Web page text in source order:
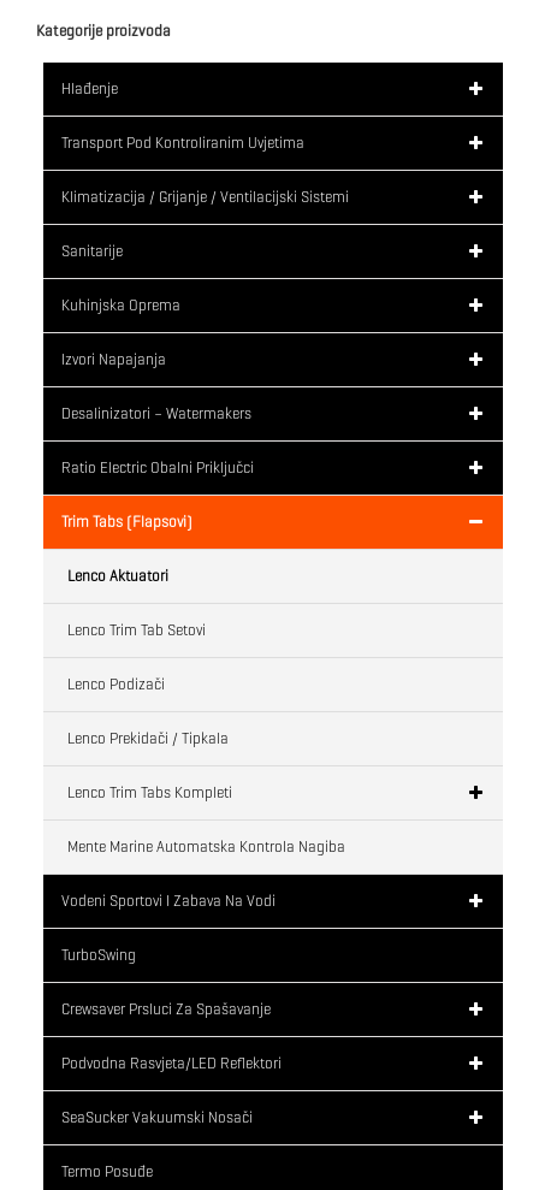
Kategorije proizvoda
Hlađenje
Transport Pod Kontroliranim Uvjetima
Klimatizacija / Grijanje / Ventilacijski Sistemi
Sanitarije
Kuhinjska Oprema
Izvori Napajanja
Desalinizatori – Watermakers
Ratio Electric Obalni Priključci
Trim Tabs (flapsovi)
Lenco Aktuatori
Lenco Trim Tab Setovi
Lenco Podizači
Lenco Prekidači / Tipkala
Lenco Trim Tabs Kompleti
Mente Marine Automatska Kontrola Nagiba
Vodeni Sportovi I Zabava Na Vodi
TurboSwing
Crewsaver Prsluci Za Spašavanje
Podvodna Rasvjeta/LED Reflektori
SeaSucker Vakuumski Nosači
Termo Posuđe